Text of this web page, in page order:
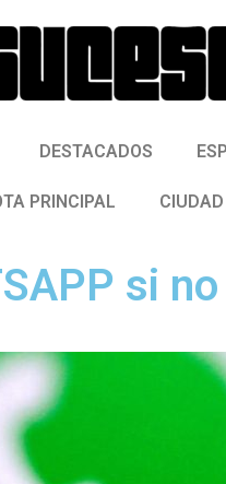
DESTACADOS
PRINCIPAL CIUDAD
si